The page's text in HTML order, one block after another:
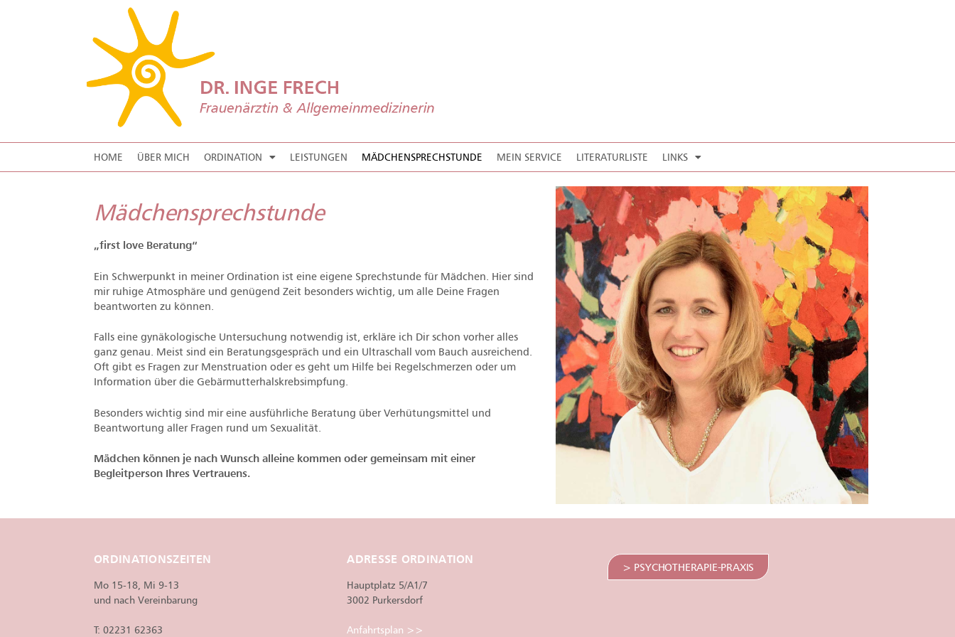
HOME ÜBER MICH ORDINATION LEISTUNGEN MÄDCHENSPRECHSTUNDE MEIN SERVICE LITERATURLISTE LINKS
Mädchensprechstunde
„first love Beratung“
Ein Schwerpunkt in meiner Ordination ist eine eigene Sprechstunde für Mädchen. Hier sind
mir ruhige Atmosphäre und genügend Zeit besonders wichtig, um alle Deine Fragen
beantworten zu können.
Falls eine gynäkologische Untersuchung notwendig ist, erkläre ich Dir schon vorher alles
ganz genau. Meist sind ein Beratungsgespräch und ein Ultraschall vom Bauch ausreichend.
Oft gibt es Fragen zur Menstruation oder es geht um Hilfe bei Regelschmerzen oder um
Information über die Gebärmutterhalskrebsimpfung.
Besonders wichtig sind mir eine ausführliche Beratung über Verhütungsmittel und
Beantwortung aller Fragen rund um Sexualität.
Mädchen können je nach Wunsch alleine kommen oder gemeinsam mit einer
Begleitperson Ihres Vertrauens.
ORDINATIONSZEITEN
Mo 15-18, Mi 9-13
und nach Vereinbarung
T: 02231 62363
ADRESSE ORDINATION
Hauptplatz 5/A1/7
3002 Purkersdorf
Anfahrtsplan >>
> PSYCHOTHERAPIE-PRAXIS